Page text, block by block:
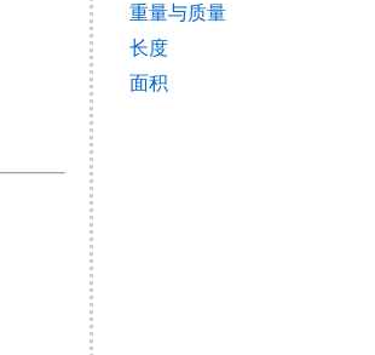
重量与质量
长度
面积